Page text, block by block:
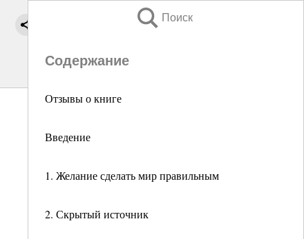
Поиск
Содержание
Отзывы о книге
Введение
1. Желание сделать мир правильным
2. Скрытый источник